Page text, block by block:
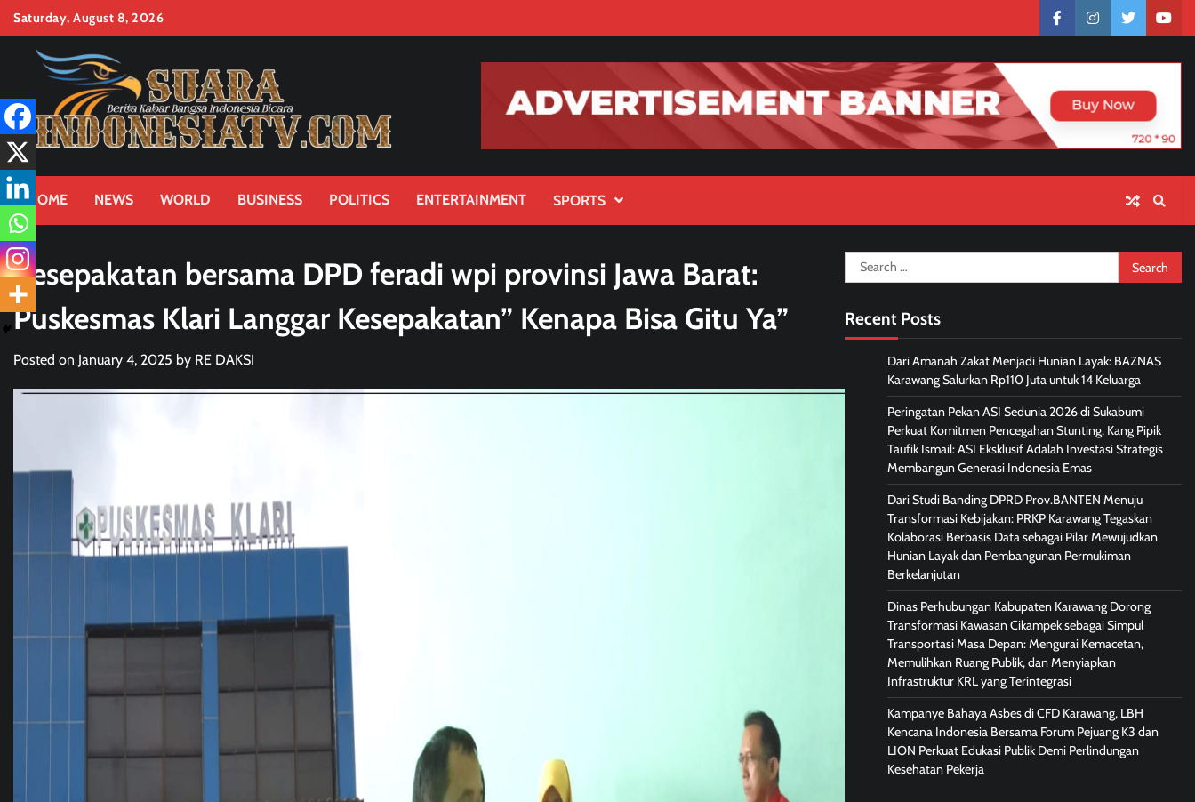
Skip
content
Saturday, August 8, 2026
facebookinstagramtwitter
HOME NEWS WORLD BUSINESS POLITICS ENTERTAINMENT SPORTS
Kesepakatan bersama DPD feradi wpi provinsi Jawa Barat:
Puskesmas Klari Langgar Kesepakatan” Kenapa Bisa Gitu Ya”
Posted on January 4, 2025 by RE DAKSI
Search
for:
Recent Posts
Dari Amanah Zakat Menjadi Hunian Layak: BAZNAS
Karawang Salurkan Rp110 Juta untuk 14 Keluarga
Peringatan Pekan ASI Sedunia 2026 di Sukabumi
Perkuat Komitmen Pencegahan Stunting, Kang Pipik
Taufik Ismail: ASI Eksklusif Adalah Investasi Strategis
Membangun Generasi Indonesia Emas
Dari Studi Banding DPRD Prov.BANTEN Menuju
Transformasi Kebijakan: PRKP Karawang Tegaskan
Kolaborasi Berbasis Data sebagai Pilar Mewujudkan
Hunian Layak dan Pembangunan Permukiman
Berkelanjutan
Dinas Perhubungan Kabupaten Karawang Dorong
Transformasi Kawasan Cikampek sebagai Simpul
Transportasi Masa Depan: Mengurai Kemacetan,
Memulihkan Ruang Publik, dan Menyiapkan
Infrastruktur KRL yang Terintegrasi
Kampanye Bahaya Asbes di CFD Karawang, LBH
Kencana Indonesia Bersama Forum Pejuang K3 dan
LION Perkuat Edukasi Publik Demi Perlindungan
Kesehatan Pekerja